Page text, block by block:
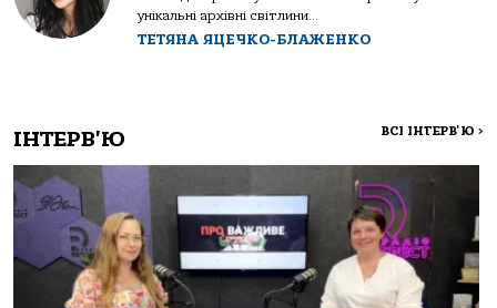
унікальні архівні світлини...
ТЕТЯНА ЯЦЕЧКО-БЛАЖЕНКО
ІНТЕРВ'Ю ВСІ ІНТЕРВ'Ю >